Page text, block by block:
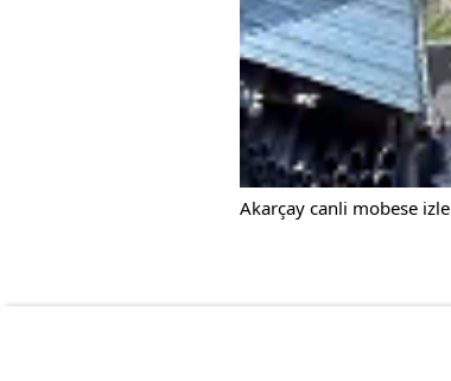
Akarçay canli mobese izle